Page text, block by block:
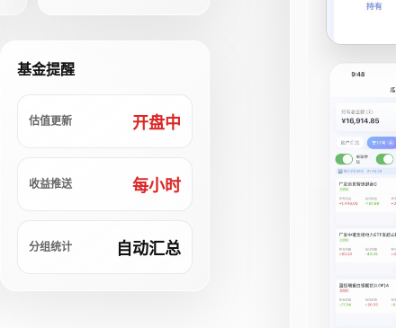
基金提醒
估值更新 开盘中
收益推送 每小时
分组统计 自动汇总